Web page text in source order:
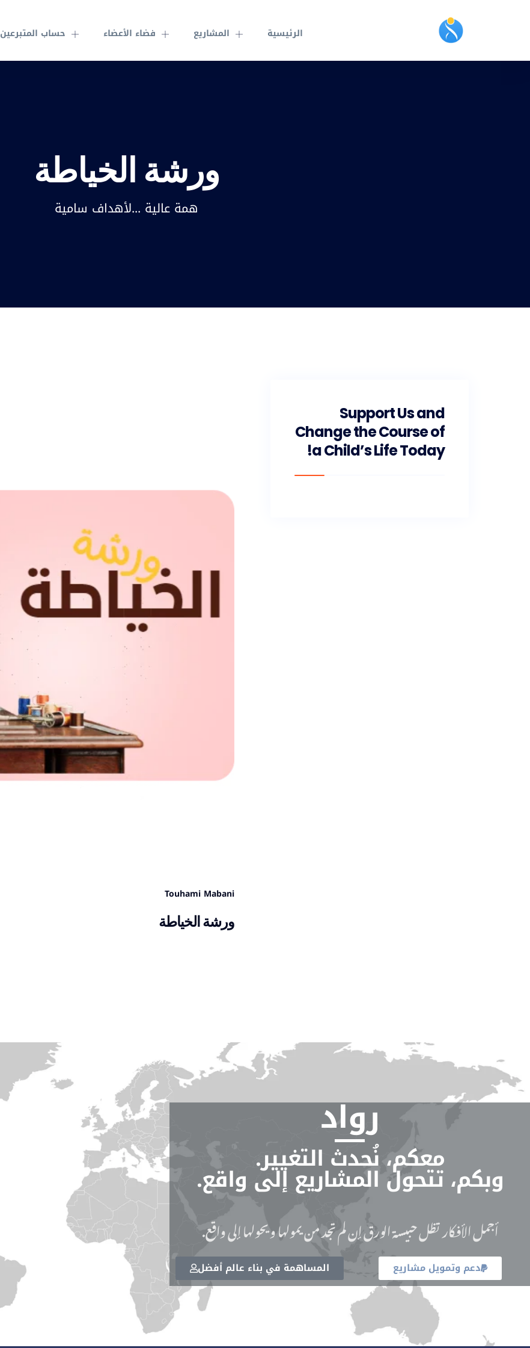
الرئيسية المشاريع فضاء الأعضاء حساب المتبرعين
ورشة الخياطة
همة عالية ...لأهداف سامية
Touhami Mabani
ورشة الخياطة
Support Us and
Change the Course of
a Child’s Life Today!
رواد
معكم، نُحدث التغيير.
وبكم، تتحول المشاريع إلى واقع.
أجمل الأفكار تظل حبيسة الورق إن لم تجد من يمولها ويحولها إلى واقع.
دعم وتمويل مشاريع المساهمة في بناء عالم أفضل